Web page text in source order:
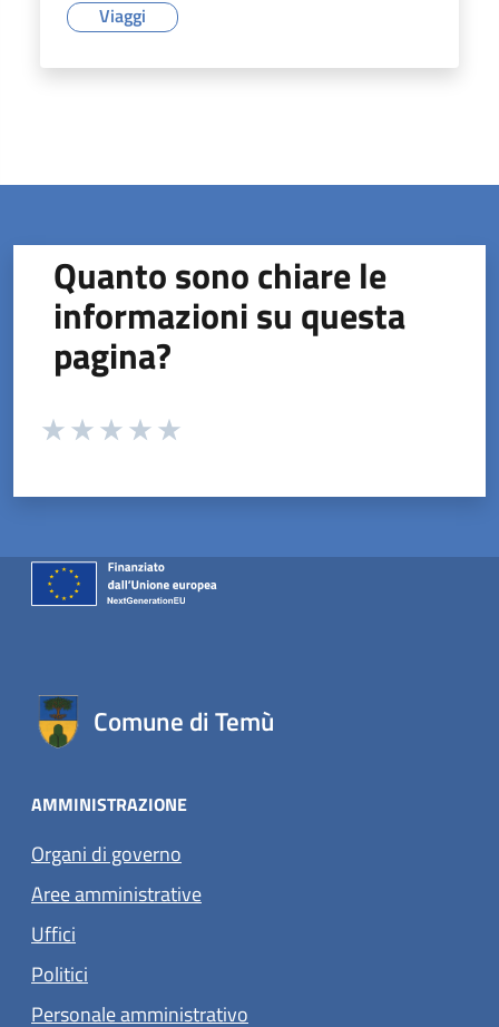
Viaggi
Quanto sono chiare le
informazioni su questa
pagina?
Valuta da 1 a 5 stelle la pagina
Comune di Temù
AMMINISTRAZIONE
Organi di governo
Aree amministrative
Uffici
Politici
Personale amministrativo